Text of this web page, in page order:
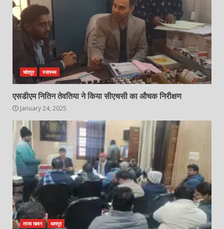
चांदपुर स्वास्थ्य
एसडीएम नितिन तेवतिया ने किया सीएचसी का औचक निरीक्षण
January 24, 2025
ताजा खबर धामपुर